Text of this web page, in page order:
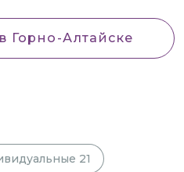
в Горно-Алтайске
21